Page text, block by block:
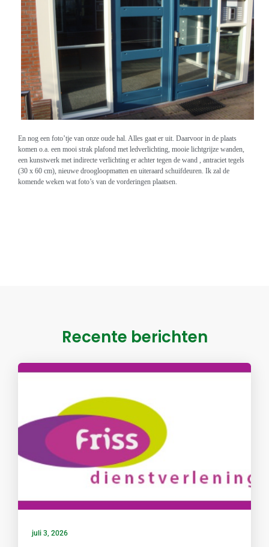
En nog een foto’tje van onze oude hal. Alles gaat er uit. Daarvoor in de plaats
komen o.a. een mooi strak plafond met ledverlichting, mooie lichtgrijze wanden,
een kunstwerk met indirecte verlichting er achter tegen de wand , antraciet tegels
(30 x 60 cm), nieuwe droogloopmatten en uiteraard schuifdeuren. Ik zal de
komende weken wat foto’s van de vorderingen plaatsen.
Recente berichten
juli 3, 2026